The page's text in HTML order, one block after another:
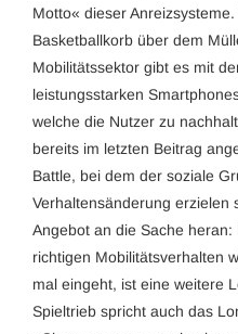
Motto« dieser
Basketballkorb über dem
Mobilitätssektor gibt es mit
leistungsstarken
welche die Nutzer zu
bereits im letzten Beitrag
Battle, bei dem der soziale
Verhaltensänderung erzielen
Angebot an die Sache
richtigen Mobilitätsverhalten
mal eingeht, ist eine weitere
Spieltrieb spricht auch das